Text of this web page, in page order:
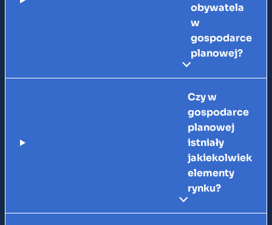
obywatela
w
gospodarce
planowej?
Czy w
gospodarce
planowej
istniały
jakiekolwiek
elementy
rynku?